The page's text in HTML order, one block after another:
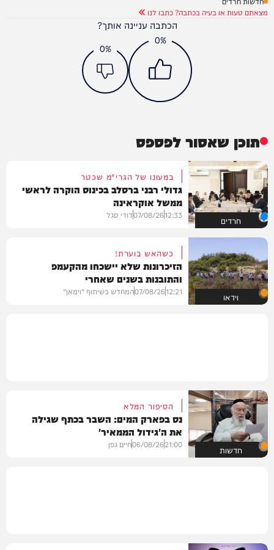
מצאתם טעות או בעיה בכתבה? כתבו לנו
הכתבה עניינה אותך?
0%
0%
תוכן שאסור לפספס
חרדים
במעונו של הגרי"מ שכטר
גדולי רבני ברסלב בכינוס הוקרה לראשי
ממשל אוקראינה
12:33
07/08/26דודי סגל
וידאו
כשהאש בוערת!
הזיכרונות שלא יישכחו מהקעמפ
והתובנות בשנים שאחרי
12:21
07/08/26המחדש בשיתוף "וימאן"
חדשות
הסיפור המלא
נס בפארק המים: השבר בכתף שגילה
את ה'גידול הממאיר'
21:00
06/08/26חיים גפן